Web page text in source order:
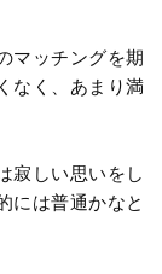
マッチングを期
なく、あまり満
寂しい思いをし
には普通かなと